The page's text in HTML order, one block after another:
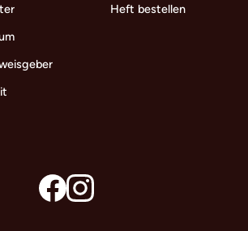
Heft bestellen